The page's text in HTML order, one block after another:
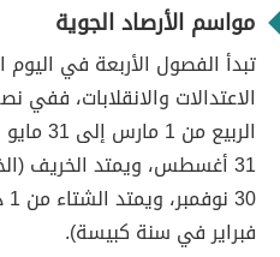
مواسم الأرصاد الجوية
تبدأ الفصول الأربعة في
الاعتدالات والانقلابات،
فبراير في سنة كبيسة).